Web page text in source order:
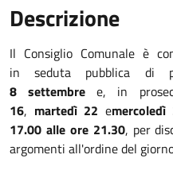
Descrizione
Il Consiglio Comunale è
in seduta pubblica di
8 settembre e, in
16, martedì 22 e
17.00 alle ore 21.30, per
argomenti all'ordine del